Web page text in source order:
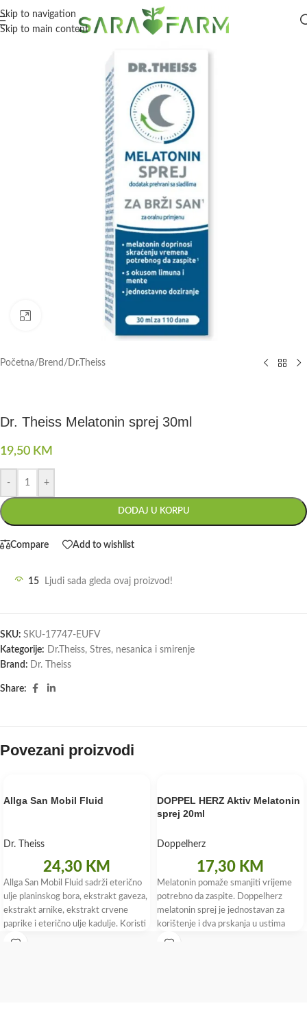
Skip to navigation
Skip to main content
Početna/ Brend / Dr.Theiss
Dr. Theiss Melatonin sprej 30ml
19,50 KM
- +
DODAJ U KORPU
Compare Add to wishlist
15 Ljudi sada gleda ovaj proizvod!
SKU: SKU-17747-EUFV
Kategorije: Dr.Theiss, Stres, nesanica i smirenje
Brand: Dr. Theiss
Share:
Povezani proizvodi
Allga San Mobil Fluid
Dr. Theiss
24,30 KM
Allga San Mobil Fluid sadrži eterično
ulje planinskog bora, ekstrakt gaveza,
ekstrakt arnike, ekstrakt crvene
paprike i eterično ulje kadulje. Koristi
DOPPEL HERZ Aktiv Melatonin
sprej 20ml
Doppelherz
17,30 KM
Melatonin pomaže smanjiti vrijeme
potrebno da zaspite. Doppelherz
melatonin sprej je jednostavan za
korištenje i dva prskanja u ustima
dovoljna